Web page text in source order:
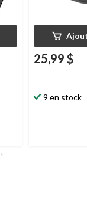
25,99 $
9 en stock